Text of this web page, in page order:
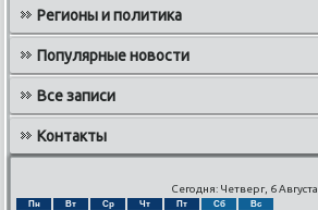
Регионы и политика
Популярные новости
Все записи
Контакты
Сегодня: Четверг, 6 Августа
Пн Вт Ср Чт Пт Сб Вс